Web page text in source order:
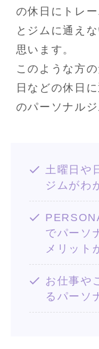
の休日にトレ
とジムに通え
思います。
このような方
日などの休日
土曜日や
ジムがわ
でパーソ
メリット
お仕事や
るパーソ